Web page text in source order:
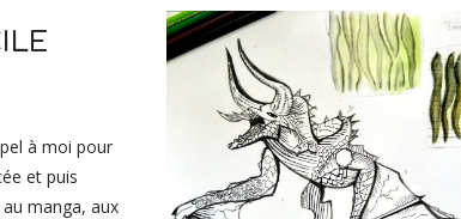
à moi pour
et puis
au manga, aux